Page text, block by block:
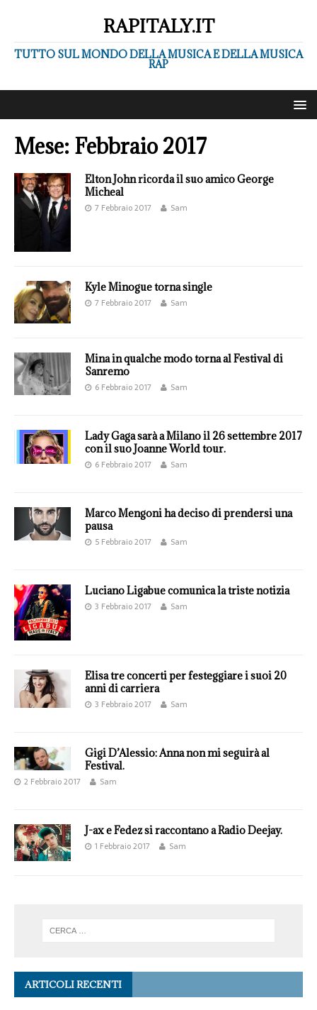
RAPITALY.IT
TUTTO SUL MONDO DELLA MUSICA E DELLA MUSICA
RAP
Mese: Febbraio 2017
Elton John ricorda il suo amico George
Micheal
7 Febbraio 2017 Sam
Kyle Minogue torna single
7 Febbraio 2017 Sam
Mina in qualche modo torna al Festival di
Sanremo
6 Febbraio 2017 Sam
Lady Gaga sarà a Milano il 26 settembre 2017
con il suo Joanne World tour.
6 Febbraio 2017 Sam
Marco Mengoni ha deciso di prendersi una
pausa
5 Febbraio 2017 Sam
Luciano Ligabue comunica la triste notizia
3 Febbraio 2017 Sam
Elisa tre concerti per festeggiare i suoi 20
anni di carriera
3 Febbraio 2017 Sam
Gigi D’Alessio: Anna non mi seguirà al
Festival.
2 Febbraio 2017 Sam
J-ax e Fedez si raccontano a Radio Deejay.
1 Febbraio 2017 Sam
ARTICOLI RECENTI